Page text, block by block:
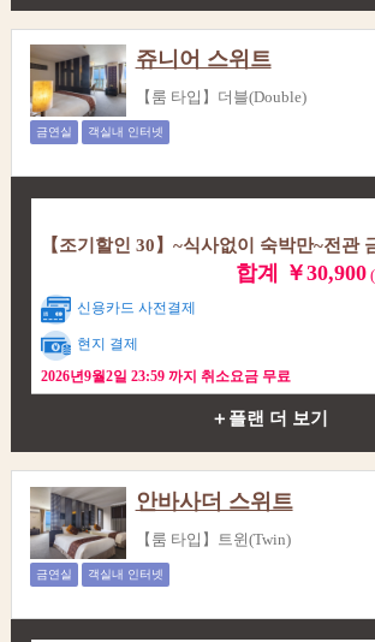
쥬니어 스위트
【룸 타입】더블(Double)
금연실 객실내 인터넷
【조기할인 30】~식사없이 숙박만~전관
합계 ￥30,900(
신용카드 사전결제
현지 결제
2026년9월2일 23:59 까지 취소요금 무료
＋플랜 더 보기
안바사더 스위트
【룸 타입】트윈(Twin)
금연실 객실내 인터넷